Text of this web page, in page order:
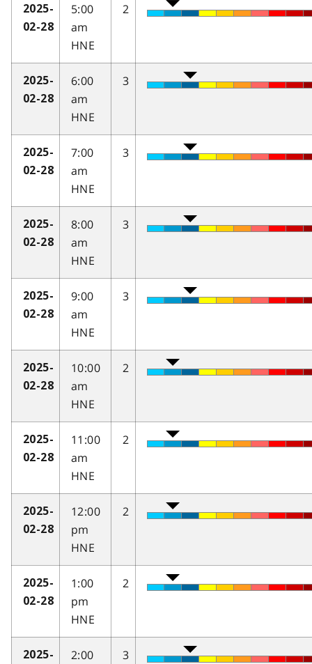
2025-
02-28
5:00
am
HNE
2
2025-
02-28
6:00
am
HNE
3
2025-
02-28
7:00
am
HNE
3
2025-
02-28
8:00
am
HNE
3
2025-
02-28
9:00
am
HNE
3
2025-
02-28
10:00
am
HNE
2
2025-
02-28
11:00
am
HNE
2
2025-
02-28
12:00
pm
HNE
2
2025-
02-28
1:00
pm
HNE
2
2025-
2:00
3